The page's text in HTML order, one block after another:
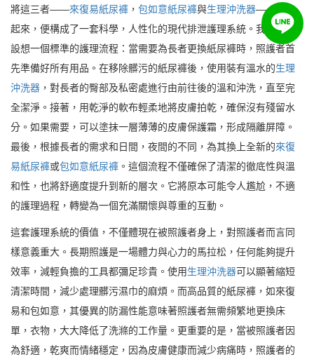
將這三者——來復易紙尿褲 ， 包如意紙尿褲與生理沖洗器——結合
起來，便構成了一套科學，人性化的現代排泄護理系統。我們可以
設想一個標準的護理流程：當需要為長者更換紙尿褲時，照護者首
先準備好所有用品。在移除髒污的紙尿褲後，使用裝有溫水的生理
沖洗器 ，對長者的臀部及私密處進行由前往後的溫和沖洗，直至完
全潔淨。接著，用乾淨的軟布輕柔地將皮膚拍乾，確保沒有殘留水
分。如果需要，可以塗抹一層薄薄的皮膚保護霜，形成隔離屏障。
最後，根據長者的需求和日間，夜間的不同，為其換上全新的來復
易紙尿褲或包如意紙尿褲 。這個流程不僅確保了清潔的徹底性與溫
和性，也將舒適度提升到新的層次。它將原本可能令人尷尬，不適
的護理過程，轉變為一個充滿關懷與尊重的互動。
這套護理系統的價值，不僅體現在被照護者身上，對照護者而言同
樣意義重大。長期照護是一場體力與心力的馬拉松，任何能夠提升
效率，減輕負擔的工具都彌足珍貴。使用生理沖洗器可以顯著縮短
清潔時間，減少處理髒污濕巾的麻煩。而高品質的紙尿褲，如來復
易和包如意，其優異的防漏性能意味著照護者無需頻繁地更換床
單，衣物，大大降低了洗滌的工作量。更重要的是，當被照護者因
為舒適，乾爽而情緒穩定，因為皮膚健康而減少病痛時，照護者的